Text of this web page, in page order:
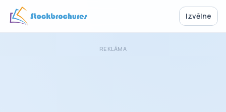
Izvēlne
REKLĀMA